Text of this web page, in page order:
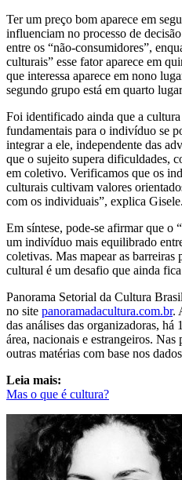
Ter um preço bom aparece em
influenciam no processo de
entre os “não-consumidores”,
culturais” esse fator aparece em
que interessa aparece em nono
segundo grupo está em quarto
Foi identificado ainda que a
fundamentais para o indivíduo se
integrar a ele, independente das
que o sujeito supera dificuldades,
em coletivo. Verificamos que os
culturais cultivam valores
com os individuais”, explica Gisele.
Em síntese, pode-se afirmar que o
um indivíduo mais equilibrado
coletivas. Mas mapear as barreiras
cultural é um desafio que ainda
Panorama Setorial da Cultura
no site panoramadacultura.com.br.
das análises das organizadoras, há
área, nacionais e estrangeiros.
outras matérias com base nos
Leia mais:
Mas o que é cultura?